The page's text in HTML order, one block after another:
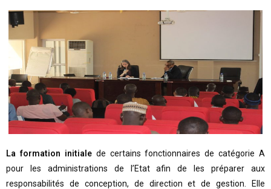
La formation initiale de certains fonctionnaires de catégorie A
pour les administrations de l’Etat afin de les préparer aux
responsabilités de conception, de direction et de gestion. Elle